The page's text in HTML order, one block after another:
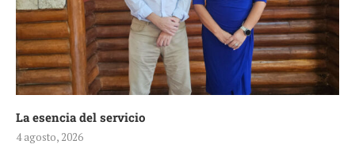
La esencia del servicio
4 agosto, 2026